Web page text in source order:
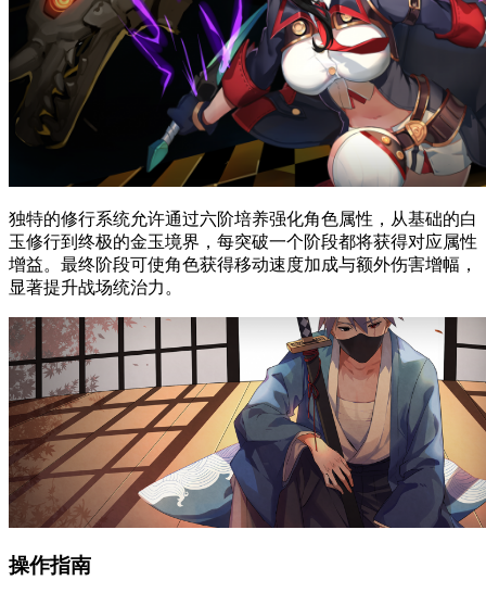
独特的修行系统允许通过六阶培养强化角色属性，从基础的白
玉修行到终极的金玉境界，每突破一个阶段都将获得对应属性
增益。最终阶段可使角色获得移动速度加成与额外伤害增幅，
显著提升战场统治力。
操作指南